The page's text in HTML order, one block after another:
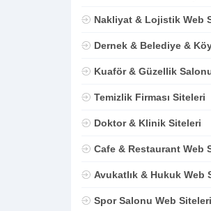
Nakliyat & Lojistik Web
Dernek & Belediye &
Kuaför & Güzellik
Temizlik Firması Siteleri
Doktor & Klinik Siteleri
Cafe & Restaurant Web
Avukatlık & Hukuk Web
Spor Salonu Web Siteleri